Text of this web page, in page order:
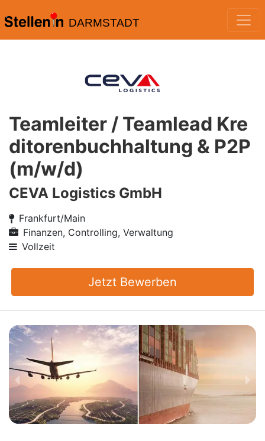
DARMSTADT
Teamleiter / Teamlead Kre
ditorenbuchhaltung & P2P
(m/w/d)
CEVA Logistics GmbH
Frankfurt/Main
Finanzen, Controlling, Verwaltung
Vollzeit
Jetzt Bewerben